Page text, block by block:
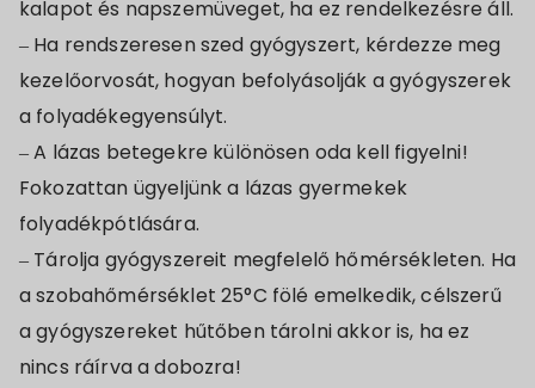
kalapot és napszemüveget, ha ez rendelkezésre áll.
– Ha rendszeresen szed gyógyszert, kérdezze meg
kezelőorvosát, hogyan befolyásolják a gyógyszerek
a folyadékegyensúlyt.
– A lázas betegekre különösen oda kell figyelni!
Fokozattan ügyeljünk a lázas gyermekek
folyadékpótlására.
– Tárolja gyógyszereit megfelelő hőmérsékleten. Ha
a szobahőmérséklet 25°C fölé emelkedik, célszerű
a gyógyszereket hűtőben tárolni akkor is, ha ez
nincs ráírva a dobozra!